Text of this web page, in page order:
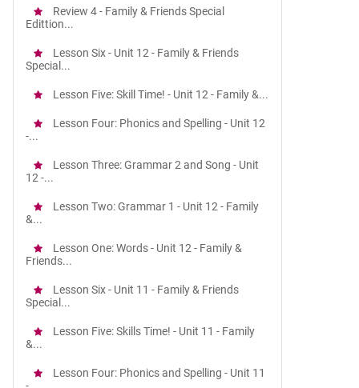
Review 4 - Family & Friends Special
Edittion...
Lesson Six - Unit 12 - Family & Friends
Special...
Lesson Five: Skill Time! - Unit 12 - Family &...
Lesson Four: Phonics and Spelling - Unit 12
-...
Lesson Three: Grammar 2 and Song - Unit
12 -...
Lesson Two: Grammar 1 - Unit 12 - Family
&...
Lesson One: Words - Unit 12 - Family &
Friends...
Lesson Six - Unit 11 - Family & Friends
Special...
Lesson Five: Skills Time! - Unit 11 - Family
&...
Lesson Four: Phonics and Spelling - Unit 11